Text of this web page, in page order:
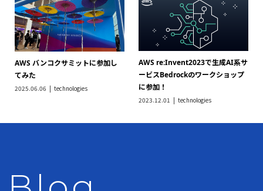
AWS バンコクサミットに参加し
てみた
2025.06.06 technologies
AWS re:Invent2023で生成AI系サ
ービスBedrockのワークショップ
に参加！
2023.12.01 technologies